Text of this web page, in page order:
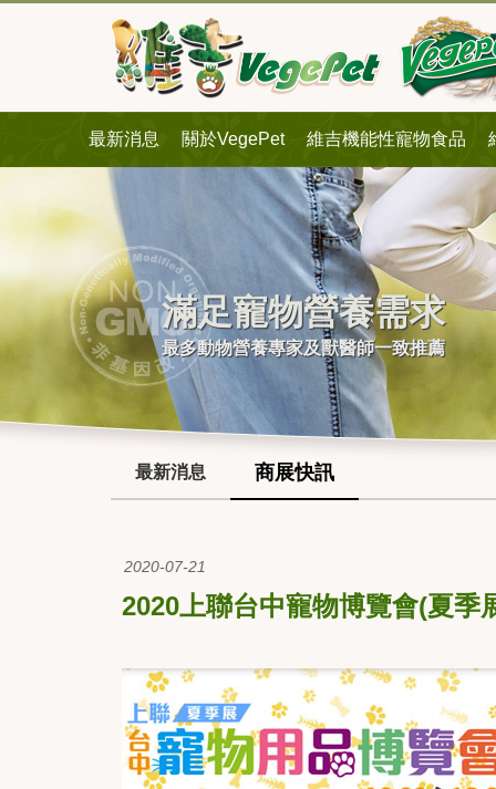
最新消息 關於VegePet 維吉機能性寵物食品
滿足寵物營養需求
最多動物營養專家及獸醫師一致推薦
最新消息 商展快訊
2020-07-21
2020上聯台中寵物博覽會(夏季